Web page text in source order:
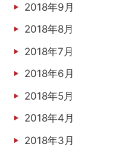
2018年9月
2018年8月
2018年7月
2018年6月
2018年5月
2018年4月
2018年3月